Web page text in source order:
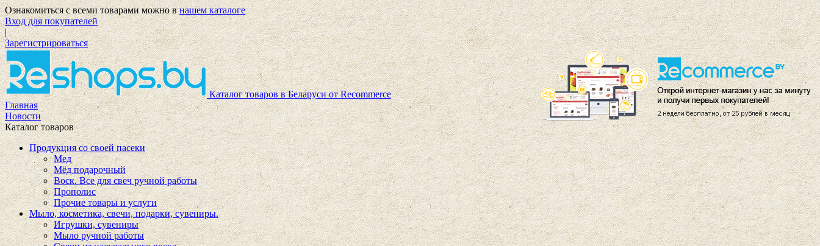
Ознакомиться с всеми товарами можно внашем каталоге
Вход для покупателей
|
Зарегистрироваться
Каталог товаров в Беларуси от Recommerce
Главная
Новости
Каталог товаров
Продукция со своей пасеки
Мед
Мёд подарочный
Воск. Все для свеч ручной работы
Прополис
Прочие товары и услуги
Мыло, косметика, свечи, подарки, сувениры.
Игрушки, сувениры
Мыло ручной работы